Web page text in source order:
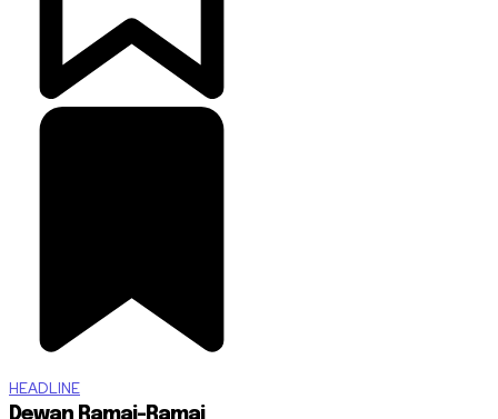
HEADLINE
Dewan Ramai-Ramai